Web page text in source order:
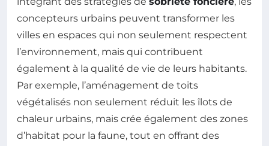
concepteurs urbains peuvent transformer les
villes en espaces qui non seulement respectent
l’environnement, mais qui contribuent
également à la qualité de vie de leurs habitants.
Par exemple, l’aménagement de toits
végétalisés non seulement réduit les îlots de
chaleur urbains, mais crée également des zones
d’habitat pour la faune, tout en offrant des